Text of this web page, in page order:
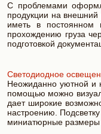
С проблемами
продукции на внешний
иметь в постоянном
прохождению груза
подготовкой
Светодиодное
Неожиданно уютной и
помощью можно
дает широкие
настроению.
миниатюрные